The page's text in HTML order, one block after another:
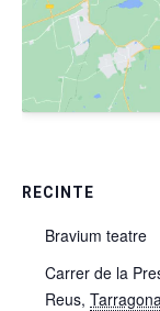
RECINTE
Bravium teatre
Carrer de la
Reus, Tarragona